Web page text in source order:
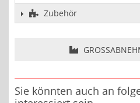
Zubehör
Sie könnten auch an